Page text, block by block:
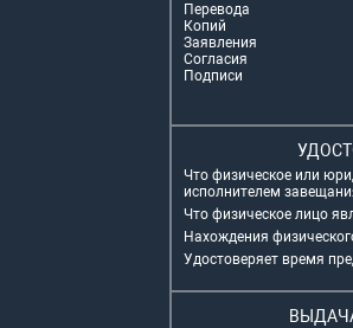
Перевода
Копий
Заявления
Согласия
Подписи
Что физическое или
исполнителем
Что физическое лицо
Нахождения
Удостоверяет время